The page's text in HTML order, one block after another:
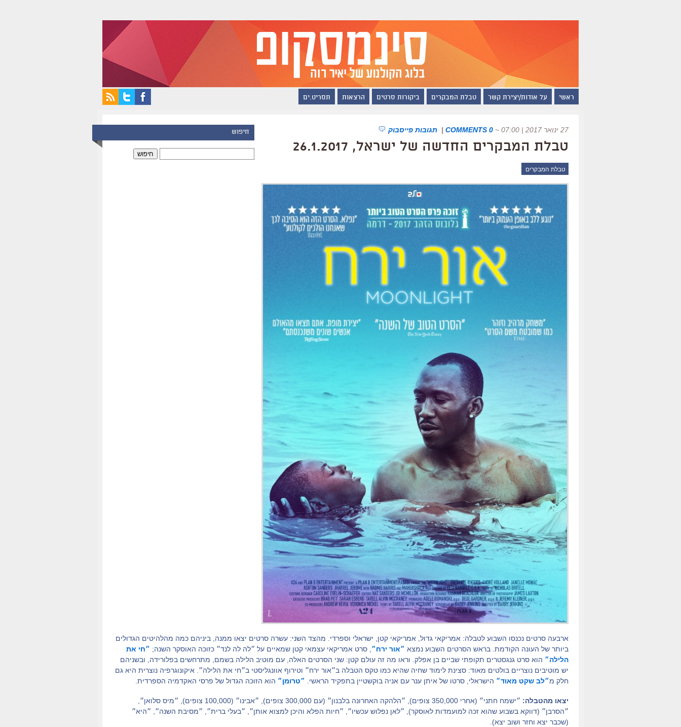
ראשי על אודות/יצירת קשר טבלת המבקרים ביקורות סרטים הרצאות תסריט.ים
חיפוש 27 ינואר 2017 | 07:00 ~
0 COMMENTS
| תגובות פייסבוק
טבלת המבקרים החדשה של ישראל, 26.1.2017
טבלת המבקרים
ארבעה סרטים נכנסו השבוע לטבלה: אמריקאי גדול, אמריקאי קטן, ישראלי וספרדי. מהצד השני: עשרה סרטים יצאו ממנה, ביניהם כמה מהלהיטים הגדולים
ביותר של העונה הקודמת. בראש הסרטים השבוע נמצא ״אור ירח״ , סרט אמריקאי עצמאי קטן שמאיים על ״לה לה לנד״ כזוכה האוסקר השנה; ״חי את
הלילה״ הוא סרט גנגסטרים תקופתי שביים בן אפלק. וראו מה זה עולם קטן: שני הסרטים האלה, עם מוטיב הלילה בשמם, מתרחשים בפלורידה, ובשניהם
יש מוטיבים נוצריים בולטים מאוד: סצינת לימוד שחיה שהיא כמו טקס הטבלה ב״אור ירח״ וטירוף אוונגליסטי ב״חי את הלילה״. איקונוגרפיה נוצרית היא גם
חלק מ״לב שקט מאוד״ הישראלי, סרטו של איתן ענר עם אניה בוקשטיין בתפקיד הראשי. ״טרומן״ הוא הזוכה הגדול של פרסי האקדמיה הספרדית.
יצאו מהטבלה:
״ישמח חתני״ (אחרי 350,000 צופים), ״הלהקה האחרונה בלבנון״ (עם 300,000 צופים), ״אבינו״ (100,000 צופים), ״מיס סלואן״,
״הסרבן״ (דווקא בשבוע שהוא זכה למועמדות לאוסקר), ״לאן נפלוש עכשיו״, ״חיות הפלא והיכן למצוא אותן״, ״בעלי ברית״, ״מסיבת השנה״, ״היא״
(שכבר יצא וחזר ושוב יצא).